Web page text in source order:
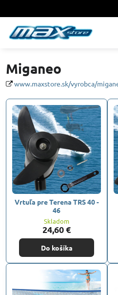
Miganeo
www.maxstore.sk/vyrobca/
Vrtuľa pre Terena TRS 40 -
46
Skladom
24,60 €
Do košíka